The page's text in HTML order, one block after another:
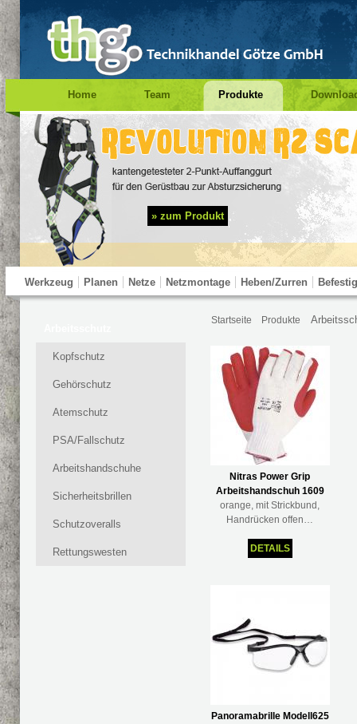
Home Team Produkte
Impressum Suche Prüfung PSA
» zum Produkt
Werkzeug Planen Netze Netzmontage Heben/Zurren
Kopfschutz
Gehörschutz
Atemschutz
PSA/Fallschutz
Arbeitshandschuhe
Sicherheitsbrillen
Schutzoveralls
Rettungswesten
Startseite Produkte
Nitras Power Grip
Arbeitshandschuh 1609
orange, mit Strickbund,
Handrücken offen…
DETAILS
Panoramabrille Modell625